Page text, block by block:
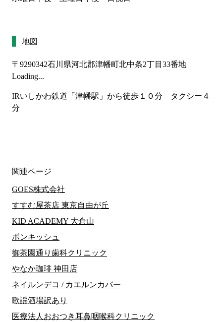
地図
〒9290342石川県河北郡津幡町北中条2丁目33番地
Loading...
IRいしかわ鉄道「津幡駅」から徒歩１０分　タクシー４
分
関連ページ
GOES株式会社
すすむ屋茶店 東京自由が丘
KID ACADEMY 大倉山
ボンキッシュ
御茶園通り歯科クリニック
やなか珈琲 神田店
ネイルンデコ / カエルンカバー
歌謡酒場訳あり
医療法人おおつき耳鼻咽喉科クリニック